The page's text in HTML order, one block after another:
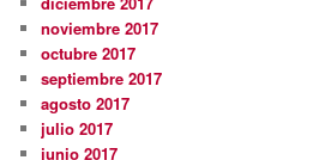
noviembre 2017
octubre 2017
septiembre 2017
agosto 2017
julio 2017
junio 2017